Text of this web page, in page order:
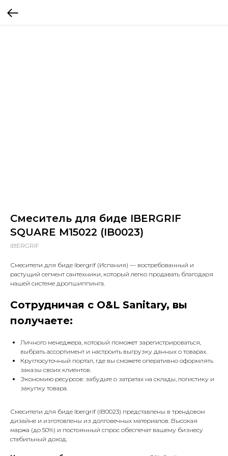
Смеситель для биде IBERGRIF
SQUARE M15022 (IB0023)
IBERGRIF
Смесители для биде Ibergrif (Испания) — востребованный и
растущий сегмент сантехники, который легко продавать благодаря
нашей системе дропшиппинга.
Сотрудничая с O&L Sanitary, вы
получаете:
Личного менеджера, который поможет зарегистрироваться,
выбрать ассортимент и настроить выгрузку данных о товарах.
Круглосуточный портал, где вы сможете оперативно оформлять
заказы своих клиентов.
Экономию ресурсов: забудьте о затратах на склады, логистику и
закупку товара.
Смесители для биде Ibergrif (IB0023) представлены в трендовом
дизайне и изготовлены из долговечных материалов. Высокая
маржа (до 50%) и постоянный спрос обеспечат вашему бизнесу
стабильный доход.